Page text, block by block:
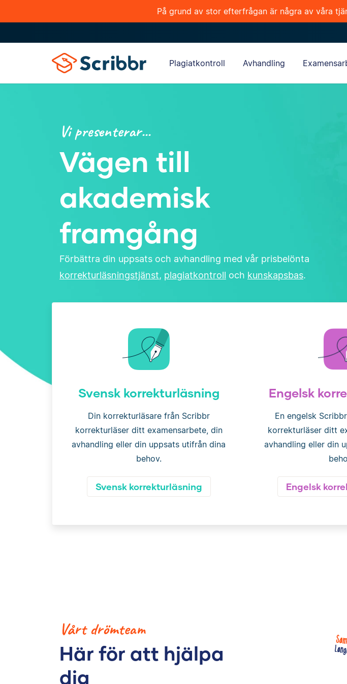
På grund av stor efterfrågan är några av våra
Plagiatkontroll Avhandling
Vi presenterar...
Vägen till
akademisk
framgång
Förbättra din uppsats och avhandling med vår prisbelönta
korrekturläsningstjänst, plagiatkontroll och kunskapsbas.
Svensk korrekturläsning
Din korrekturläsare från Scribbr
korrekturläser ditt examensarbete, din
avhandling eller din uppsats utifrån dina
behov.
Svensk korrekturläsning
Engelsk
En engelsk
korrekturläser ditt
avhandling eller din
Engelsk
Vårt drömteam
Här för att hjälpa
dig